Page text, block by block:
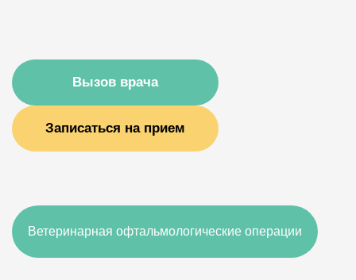
Вызов врача
Записаться на прием
Ветеринарная офтальмологические операции